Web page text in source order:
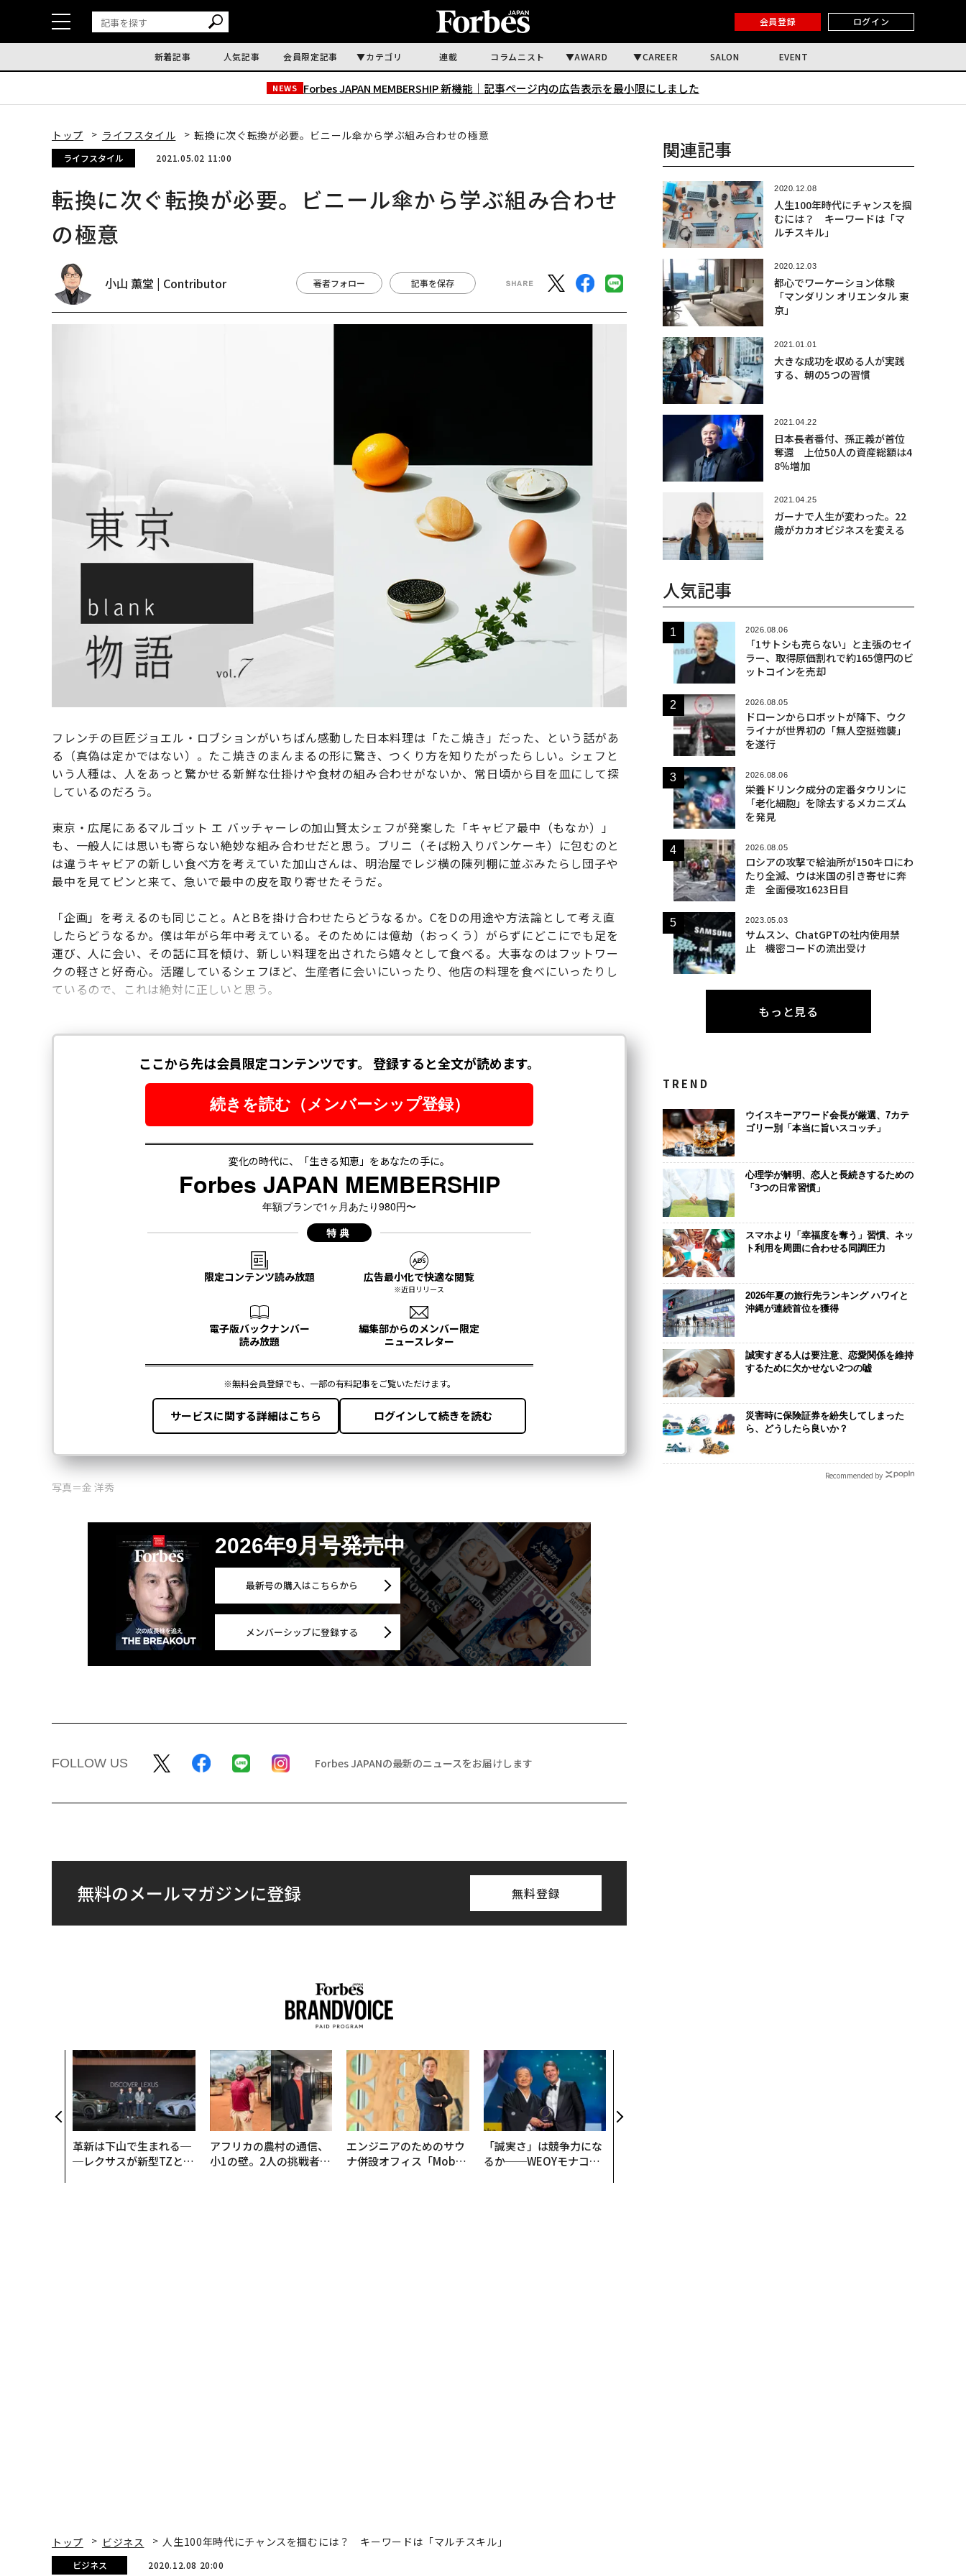
会員登録 ログイン
新着記事 人気記事 会員限定記事 カテゴリ 連載 コラムニスト AWARD CAREER SALON EVENT
NEWS Forbes JAPAN MEMBERSHIP 新機能｜ 記事ページ内の広告表示を最小限にしました
トップ ライフスタイル 転換に次ぐ転換が必要。ビニール傘から学ぶ組み合わせの極意
ライフスタイル 2021.05.02 11:00
転換に次ぐ転換が必要。ビニール傘から学ぶ組み合わせ
の極意
小山 薫堂 | Contributor 著者フォロー 記事を保存
フレンチの巨匠ジョエル・ロブションがいちばん感動した日本料理は「たこ焼き」だった、という話があ
る（真偽は定かではない）。たこ焼きのまんまるの形に驚き、つくり方を知りたがったらしい。シェフと
いう人種は、人をあっと驚かせる新鮮な仕掛けや食材の組み合わせがないか、常日頃から目を皿にして探
しているのだろう。
東京・広尾にあるマルゴット エ バッチャーレの加山賢太シェフが発案した「キャビア最中（もなか）」
も、一般人には思いも寄らない絶妙な組み合わせだと思う。ブリニ（そば粉入りパンケーキ）に包むのと
は違うキャビアの新しい食べ方を考えていた加山さんは、明治屋でレジ横の陳列棚に並ぶみたらし団子や
最中を見てピンと来て、急いで最中の皮を取り寄せたそうだ。
「企画」を考えるのも同じこと。AとBを掛け合わせたらどうなるか。CをDの用途や方法論として考え直
したらどうなるか。僕は年がら年中考えている。そのためには億劫（おっくう）がらずにどこにでも足を
運び、人に会い、その話に耳を傾け、新しい料理を出されたら嬉々として食べる。大事なのはフットワー
クの軽さと好奇心。活躍しているシェフほど、生産者に会いにいったり、他店の料理を食べにいったりし
ているので、これは絶対に正しいと思う。
写真＝金 洋秀
2026年9月号発売中
最新号の購入はこちらから
メンバーシップに登録する
FOLLOW US Forbes JAPANの最新のニュースをお届けします
無料のメールマガジンに登録 無料登録
革新は下山で生まれる─
─レクサスが新型TZとE
アフリカの農村の通信、
小1の壁。2人の挑戦者が
エンジニアのためのサウ
ナ併設オフィス「Mobiu
「誠実さ」は競争力にな
るか──WEOYモナコで
関連記事
2020.12.08
人生100年時代にチャンスを掴
むには？ キーワードは「マ
ルチスキル」
2020.12.03
都心でワーケーション体験
「マンダリン オリエンタル 東
京」
2021.01.01
大きな成功を収める人が実践
する、朝の5つの習慣
2021.04.22
日本長者番付、孫正義が首位
奪還 上位50人の資産総額は4
8％増加
2021.04.25
ガーナで人生が変わった。22
歳がカカオビジネスを変える
人気記事
2026.08.06
「1サトシも売らない」と主張のセイ
ラー、取得原価割れで約165億円のビ
ットコインを売却
2026.08.05
ドローンからロボットが降下、ウク
ライナが世界初の「無人空挺強襲」
を遂行
2026.08.06
栄養ドリンク成分の定番タウリンに
「老化細胞」を除去するメカニズム
を発見
2026.08.05
ロシアの攻撃で給油所が150キロにわ
たり全滅、ウは米国の引き寄せに奔
走 全面侵攻1623日目
2023.05.03
サムスン、ChatGPTの社内使用禁
止 機密コードの流出受け
もっと見る
TREND
ウイスキーアワード会長が厳選、7カテ
ゴリー別「本当に旨いスコッチ」
心理学が解明、恋人と長続きするための
「3つの日常習慣」
スマホより「幸福度を奪う」習慣、ネッ
ト利用を周囲に合わせる同調圧力
2026年夏の旅行先ランキング ハワイと
沖縄が連続首位を獲得
誠実すぎる人は要注意、恋愛関係を維持
するために欠かせない2つの嘘
災害時に保険証券を紛失してしまった
ら、どうしたら良いか？
Recommended by